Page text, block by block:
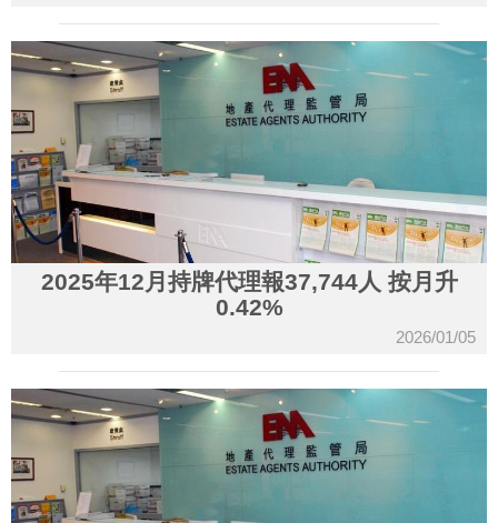
2025年12月持牌代理報37,744人 按月升
0.42%
2026/01/05